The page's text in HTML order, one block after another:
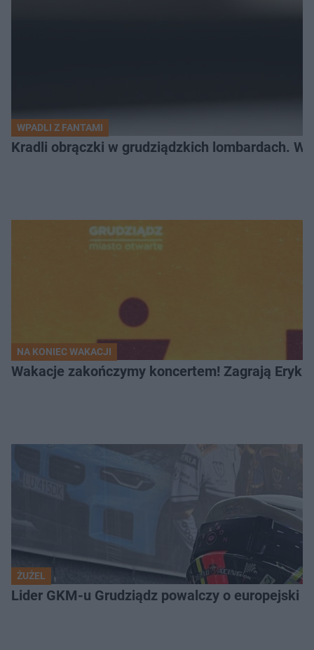
WPADLI Z FANTAMI
Kradli obrączki w grudziądzkich lombardach.
NA KONIEC WAKACJI
Wakacje zakończymy koncertem! Zagrają Eryk
ŻUŻEL
Lider GKM-u Grudziądz powalczy o europejski